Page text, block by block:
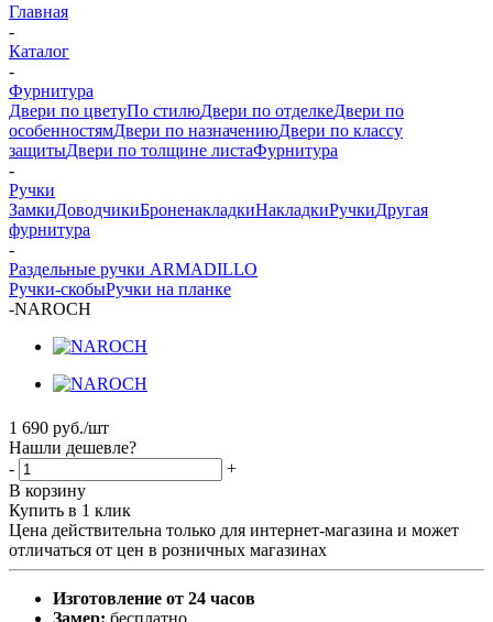
Главная
-
Каталог
-
Фурнитура
Двери по цветуПо стилюДвери по отделкеДвери по
особенностямДвери по назначениюДвери по классу
защитыДвери по толщине листаФурнитура
-
Ручки
ЗамкиДоводчикиБроненакладкиНакладкиРучкиДругая
фурнитура
-
Раздельные ручки ARMADILLO
Ручки-скобыРучки на планке
-NAROCH
1 690 руб./шт
Нашли дешевле?
-
+
В корзину
Купить в 1 клик
Цена действительна только для интернет-магазина и может
отличаться от цен в розничных магазинах
Изготовление от 24 часов
Замер: бесплатно